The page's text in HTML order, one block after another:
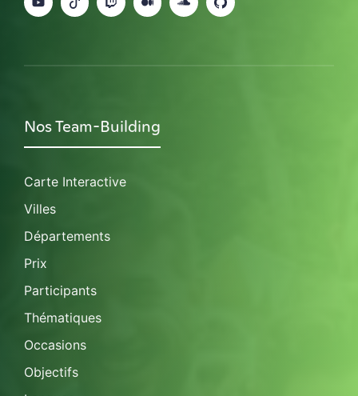
Nos Team-Building
Carte Interactive
Villes
Départements
Prix
Participants
Thématiques
Occasions
Objectifs